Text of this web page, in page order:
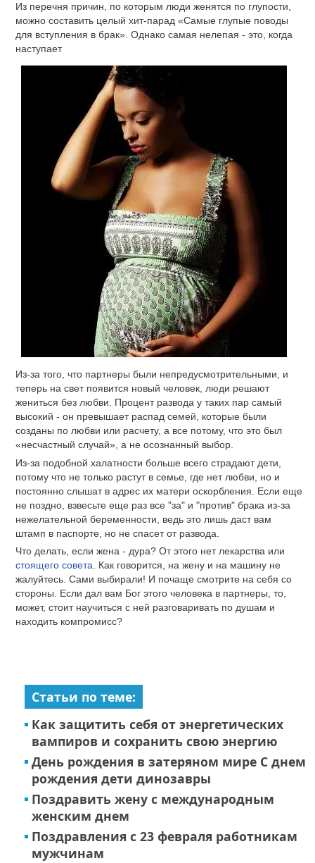
Из перечня причин, по которым люди женятся по глупости,
можно составить целый хит-парад «Самые глупые поводы
для вступления в брак». Однако самая нелепая - это, когда
наступает
Из-за того, что партнеры были непредусмотрительными, и
теперь на свет появится новый человек, люди решают
жениться без любви. Процент развода у таких пар самый
высокий - он превышает распад семей, которые были
созданы по любви или расчету, а все потому, что это был
«несчастный случай», а не осознанный выбор.
Из-за подобной халатности больше всего страдают дети,
потому что не только растут в семье, где нет любви, но и
постоянно слышат в адрес их матери оскорбления. Если еще
не поздно, взвесьте еще раз все "за" и "против" брака из-за
нежелательной беременности, ведь это лишь даст вам
штамп в паспорте, но не спасет от развода.
Что делать, если жена - дура? От этого нет лекарства или
стоящего совета. Как говорится, на жену и на машину не
жалуйтесь. Сами выбирали! И почаще смотрите на себя со
стороны. Если дал вам Бог этого человека в партнеры, то,
может, стоит научиться с ней разговаривать по душам и
находить компромисс?
Статьи по теме:
Как защитить себя от энергетических
вампиров и сохранить свою энергию
День рождения в затеряном мире С днем
рождения дети динозавры
Поздравить жену с международным
женским днем
Поздравления с 23 февраля работникам
мужчинам